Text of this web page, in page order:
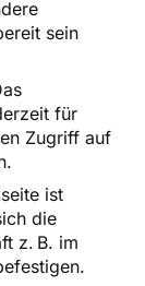
sein
für
Zugriff auf
ist
die
z. B. im